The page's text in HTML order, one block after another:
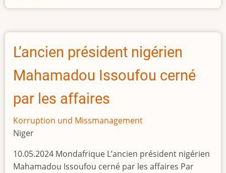
Immobilien-
afrikanischer
Staatsoberhäupter
in
Dubai
durch
internationale
Medienumfrage
aufgedeckt
L’ancien président nigérien
Mahamadou Issoufou cerné
par les affaires
Korruption und Missmanagement
Niger
10.05.2024 Mondafrique L’ancien président nigérien
Mahamadou Issoufou cerné par les affaires Par